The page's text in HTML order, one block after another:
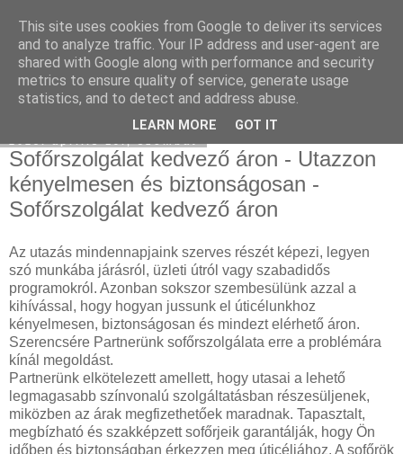
Social keresőoptimalizálás
Sofőrszolgálat kedvező áron - Utazzon
kényelmesen és biztonságosan -
Sofőrszolgálat kedvező áron
Az utazás mindennapjaink szerves részét képezi, legyen
szó munkába járásról, üzleti útról vagy szabadidős
programokról. Azonban sokszor szembesülünk azzal a
kihívással, hogy hogyan jussunk el úticélunkhoz
kényelmesen, biztonságosan és mindezt elérhető áron.
Szerencsére Partnerünk sofőrszolgálata erre a problémára
kínál megoldást.
Partnerünk elkötelezett amellett, hogy utasai a lehető
legmagasabb színvonalú szolgáltatásban részesüljenek,
miközben az árak megfizethetőek maradnak. Tapasztalt,
megbízható és szakképzett sofőrjeik garantálják, hogy Ön
időben és biztonságban érkezzen meg úticéljához. A sofőrök
This site uses cookies from Google to deliver its services
and to analyze traffic. Your IP address and user-agent are
shared with Google along with performance and security
metrics to ensure quality of service, generate usage
statistics, and to detect and address abuse.
LEARN MORE GOT IT